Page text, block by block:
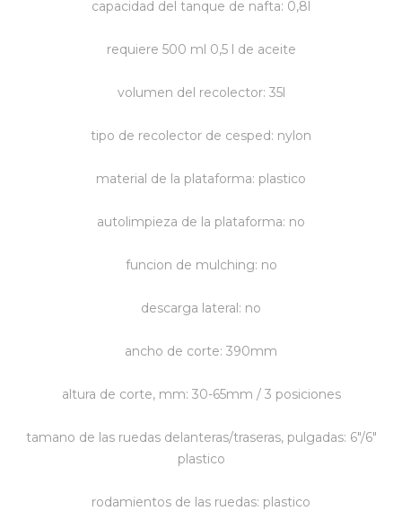
capacidad del tanque de nafta: 0,8l
requiere 500 ml 0,5 l de aceite
volumen del recolector: 35l
tipo de recolector de cesped: nylon
material de la plataforma: plastico
autolimpieza de la plataforma: no
funcion de mulching: no
descarga lateral: no
ancho de corte: 390mm
altura de corte, mm: 30-65mm / 3 posiciones
tamano de las ruedas delanteras/traseras, pulgadas: 6"/6"
plastico
rodamientos de las ruedas: plastico